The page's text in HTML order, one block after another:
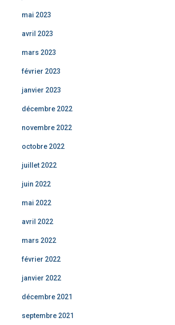
mai 2023
avril 2023
mars 2023
février 2023
janvier 2023
décembre 2022
novembre 2022
octobre 2022
juillet 2022
juin 2022
mai 2022
avril 2022
mars 2022
février 2022
janvier 2022
décembre 2021
septembre 2021